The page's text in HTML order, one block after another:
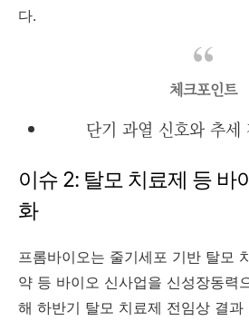
다.
체크포인트
단기 과열 신호와 추세
이슈 2: 탈모 치료제 등 바
화
프롬바이오는 줄기세포 기반 탈모
약 등 바이오 신사업을 신성장동력
해 하반기 탈모 치료제 전임상 결